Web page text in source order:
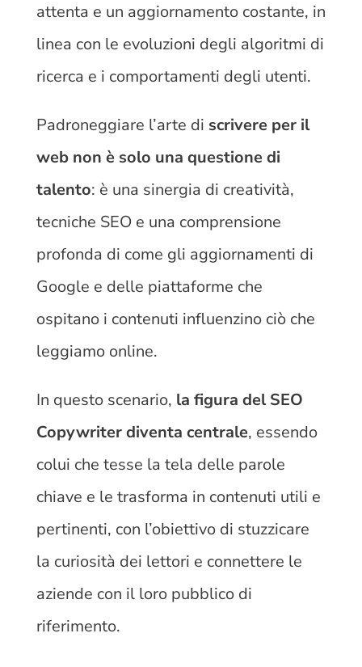
attenta e un aggiornamento costante, in
linea con le evoluzioni degli algoritmi di
ricerca e i comportamenti degli utenti.
Padroneggiare l’arte di scrivere per il
web non è solo una questione di
talento: è una sinergia di creatività,
tecniche SEO e una comprensione
profonda di come gli aggiornamenti di
Google e delle piattaforme che
ospitano i contenuti influenzino ciò che
leggiamo online.
In questo scenario, la figura del SEO
Copywriter diventa centrale, essendo
colui che tesse la tela delle parole
chiave e le trasforma in contenuti utili e
pertinenti, con l’obiettivo di stuzzicare
la curiosità dei lettori e connettere le
aziende con il loro pubblico di
riferimento.